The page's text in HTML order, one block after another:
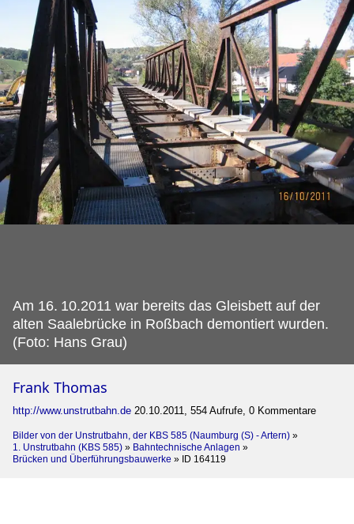
Am 16. 10.2011 war bereits das Gleisbett auf der
alten Saalebrücke in Roßbach demontiert wurden.
(Foto: Hans Grau)
Frank Thomas
http://www.unstrutbahn.de 20.10.2011, 554 Aufrufe, 0 Kommentare
Bilder von der Unstrutbahn, der KBS 585 (Naumburg (S) - Artern) »
1. Unstrutbahn (KBS 585) » Bahntechnische Anlagen »
Brücken und Überführungsbauwerke » ID 164119